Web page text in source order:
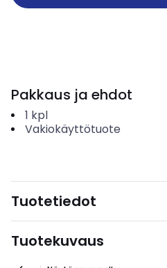
Pakkaus ja ehdot
1 kpl
Vakiokäyttötuote
Tuotetiedot
Tuotekuvaus